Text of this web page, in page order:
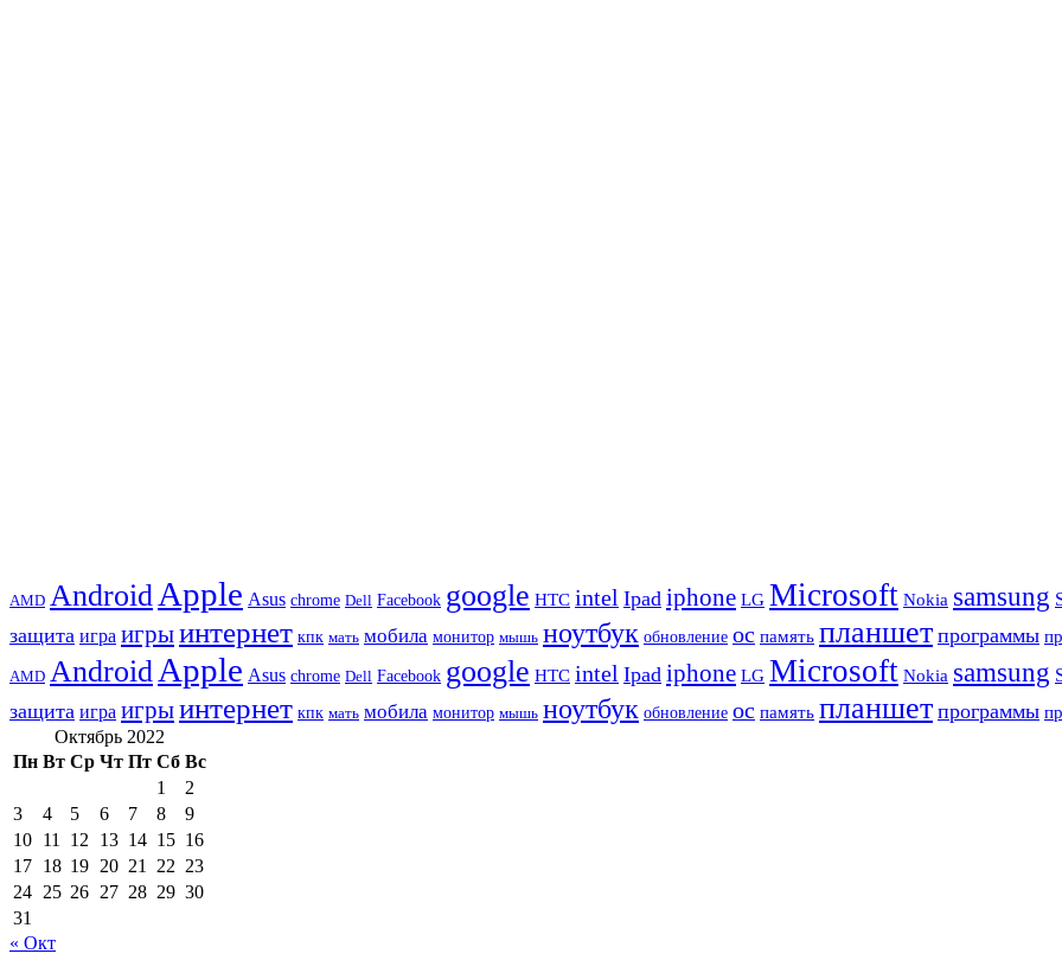
AMD Android Apple Asus chrome Dell Facebook google HTC intel Ipad iphone LG Microsoft Nokia samsung
защита игра игрыинтернет кпк мать мобила монитор мышь ноутбук обновление ос память планшет программы
AMD Android Apple Asus chrome Dell Facebook google HTC intel Ipad iphone LG Microsoft Nokia samsung
защита игра игрыинтернет кпк мать мобила монитор мышь ноутбук обновление ос память планшет программы
Октябрь 2022
Пн Вт Ср Чт Пт Сб Вс
1
2
3
4 5 6 7 8
9
10 11 12 13 14 15 16
17 18 19 20 21 22 23
24 25 26 27 28 29 30
31
« Окт